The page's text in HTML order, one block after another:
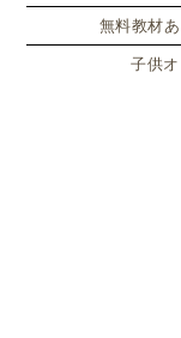
無料教材あ
子供